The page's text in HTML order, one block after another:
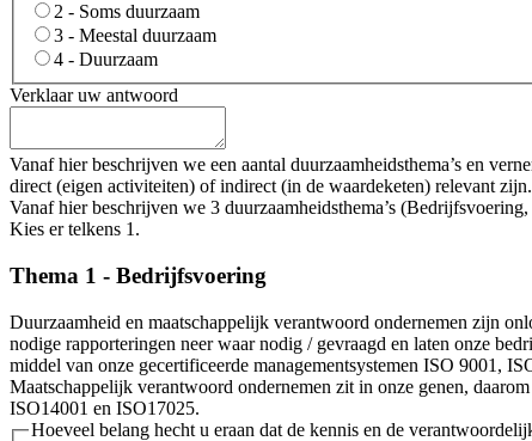
2 - Soms duurzaam
3 - Meestal duurzaam
4 - Duurzaam
Verklaar uw antwoord
Vanaf hier beschrijven we een aantal duurzaamheidsthema’s en
direct (eigen activiteiten) of indirect (in de waardeketen) relevant
Vanaf hier beschrijven we 3 duurzaamheidsthema’s
Kies er telkens 1.
Thema 1 - Bedrijfsvoering
Duurzaamheid en maatschappelijk verantwoord ondernemen zijn
nodige rapporteringen neer waar nodig / gevraagd en laten onze
middel van onze gecertificeerde managementsystemen ISO 9001,
Maatschappelijk verantwoord ondernemen zit in onze genen,
ISO14001 en ISO17025.
Hoeveel belang hecht u eraan dat de kennis en de